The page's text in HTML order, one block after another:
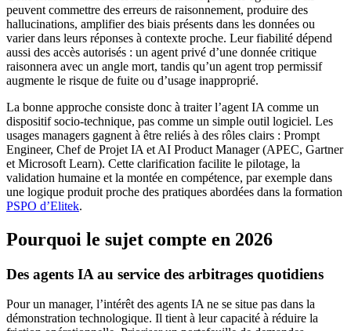
peuvent commettre des erreurs de raisonnement, produire des
hallucinations, amplifier des biais présents dans les données ou
varier dans leurs réponses à contexte proche. Leur fiabilité dépend
aussi des accès autorisés : un agent privé d’une donnée critique
raisonnera avec un angle mort, tandis qu’un agent trop permissif
augmente le risque de fuite ou d’usage inapproprié.
La bonne approche consiste donc à traiter l’agent IA comme un
dispositif socio-technique, pas comme un simple outil logiciel. Les
usages managers gagnent à être reliés à des rôles clairs : Prompt
Engineer, Chef de Projet IA et AI Product Manager (APEC, Gartner
et Microsoft Learn). Cette clarification facilite le pilotage, la
validation humaine et la montée en compétence, par exemple dans
une logique produit proche des pratiques abordées dans la formation
PSPO d’Elitek.
Pourquoi le sujet compte en 2026
Des agents IA au service des arbitrages quotidiens
Pour un manager, l’intérêt des agents IA ne se situe pas dans la
démonstration technologique. Il tient à leur capacité à réduire la